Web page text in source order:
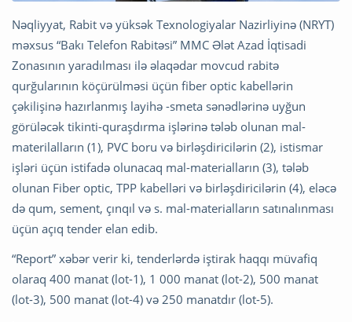
Nəqliyyat, Rabit və yüksək Texnologiyalar Nazirliyinə (NRYT)
məxsus “Bakı Telefon Rabitəsi” MMC Ələt Azad İqtisadi
Zonasının yaradılması ilə əlaqədar movcud rabitə
qurğularının köçürülməsi üçün fiber optic kabellərin
çəkilişinə hazırlanmış layihə -smeta sənədlərinə uyğun
görüləcək tikinti-quraşdırma işlərinə tələb olunan mal-
materilalların (1), PVC boru və birləşdiricilərin (2), istismar
işləri üçün istifadə olunacaq mal-materialların (3), tələb
olunan Fiber optic, TPP kabelləri və birləşdiricilərin (4), eləcə
də qum, sement, çınqıl və s. mal-materialların satınalınması
üçün açıq tender elan edib.
“Report” xəbər verir ki, tenderlərdə iştirak haqqı müvafiq
olaraq 400 manat (lot-1), 1 000 manat (lot-2), 500 manat
(lot-3), 500 manat (lot-4) və 250 manatdır (lot-5).